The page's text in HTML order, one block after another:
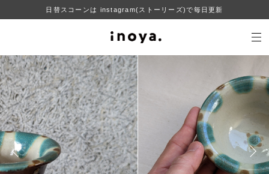
日替スコーンは instagram(ストーリーズ)で毎日更新